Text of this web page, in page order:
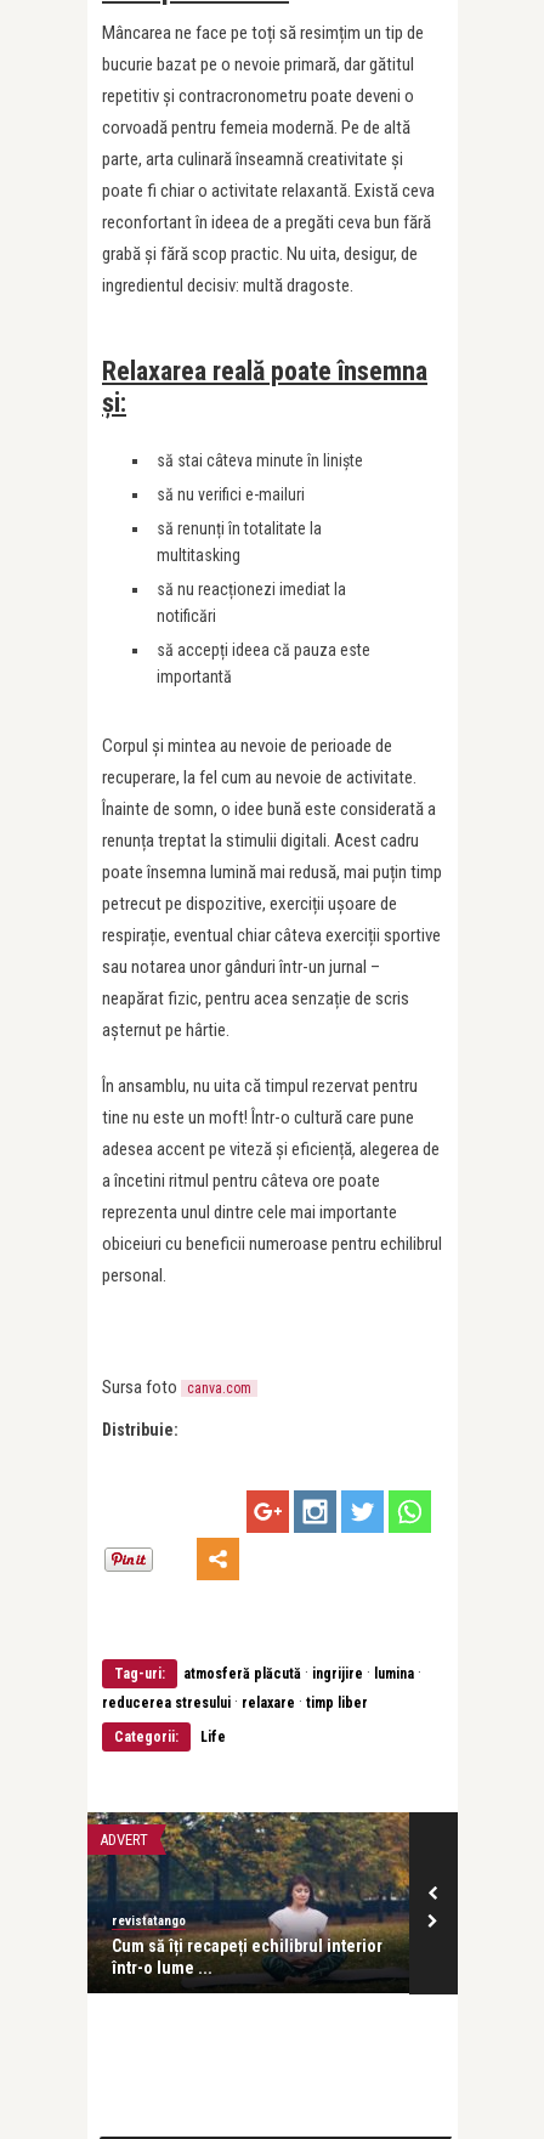
Mâncarea ne face pe toți să resimțim un tip de
bucurie bazat pe o nevoie primară, dar gătitul
repetitiv și contracronometru poate deveni o
corvoadă pentru femeia modernă. Pe de altă
parte, arta culinară înseamnă creativitate și
poate fi chiar o activitate relaxantă. Există ceva
reconfortant în ideea de a pregăti ceva bun fără
grabă și fără scop practic. Nu uita, desigur, de
ingredientul decisiv: multă dragoste.
Relaxarea reală poate însemna
și:
să stai câteva minute în liniște
să nu verifici e-mailuri
să renunți în totalitate la
multitasking
să nu reacționezi imediat la
notificări
să accepți ideea că pauza este
importantă
Corpul și mintea au nevoie de perioade de
recuperare, la fel cum au nevoie de activitate.
Înainte de somn, o idee bună este considerată a
renunța treptat la stimulii digitali. Acest cadru
poate însemna lumină mai redusă, mai puțin timp
petrecut pe dispozitive, exerciții ușoare de
respirație, eventual chiar câteva exerciții sportive
sau notarea unor gânduri într-un jurnal –
neapărat fizic, pentru acea senzație de scris
așternut pe hârtie.
În ansamblu, nu uita că timpul rezervat pentru
tine nu este un moft! Într-o cultură care pune
adesea accent pe viteză și eficiență, alegerea de
a încetini ritmul pentru câteva ore poate
reprezenta unul dintre cele mai importante
obiceiuri cu beneficii numeroase pentru echilibrul
personal.
Sursa foto canva.com
Distribuie:
Tag-uri: atmosferă plăcută · ingrijire · lumina ·
reducerea stresului · relaxare · timp liber
Categorii:
Life
ADVERT
revistatango
Cum să îți recapeți echilibrul interior
într-o lume ...